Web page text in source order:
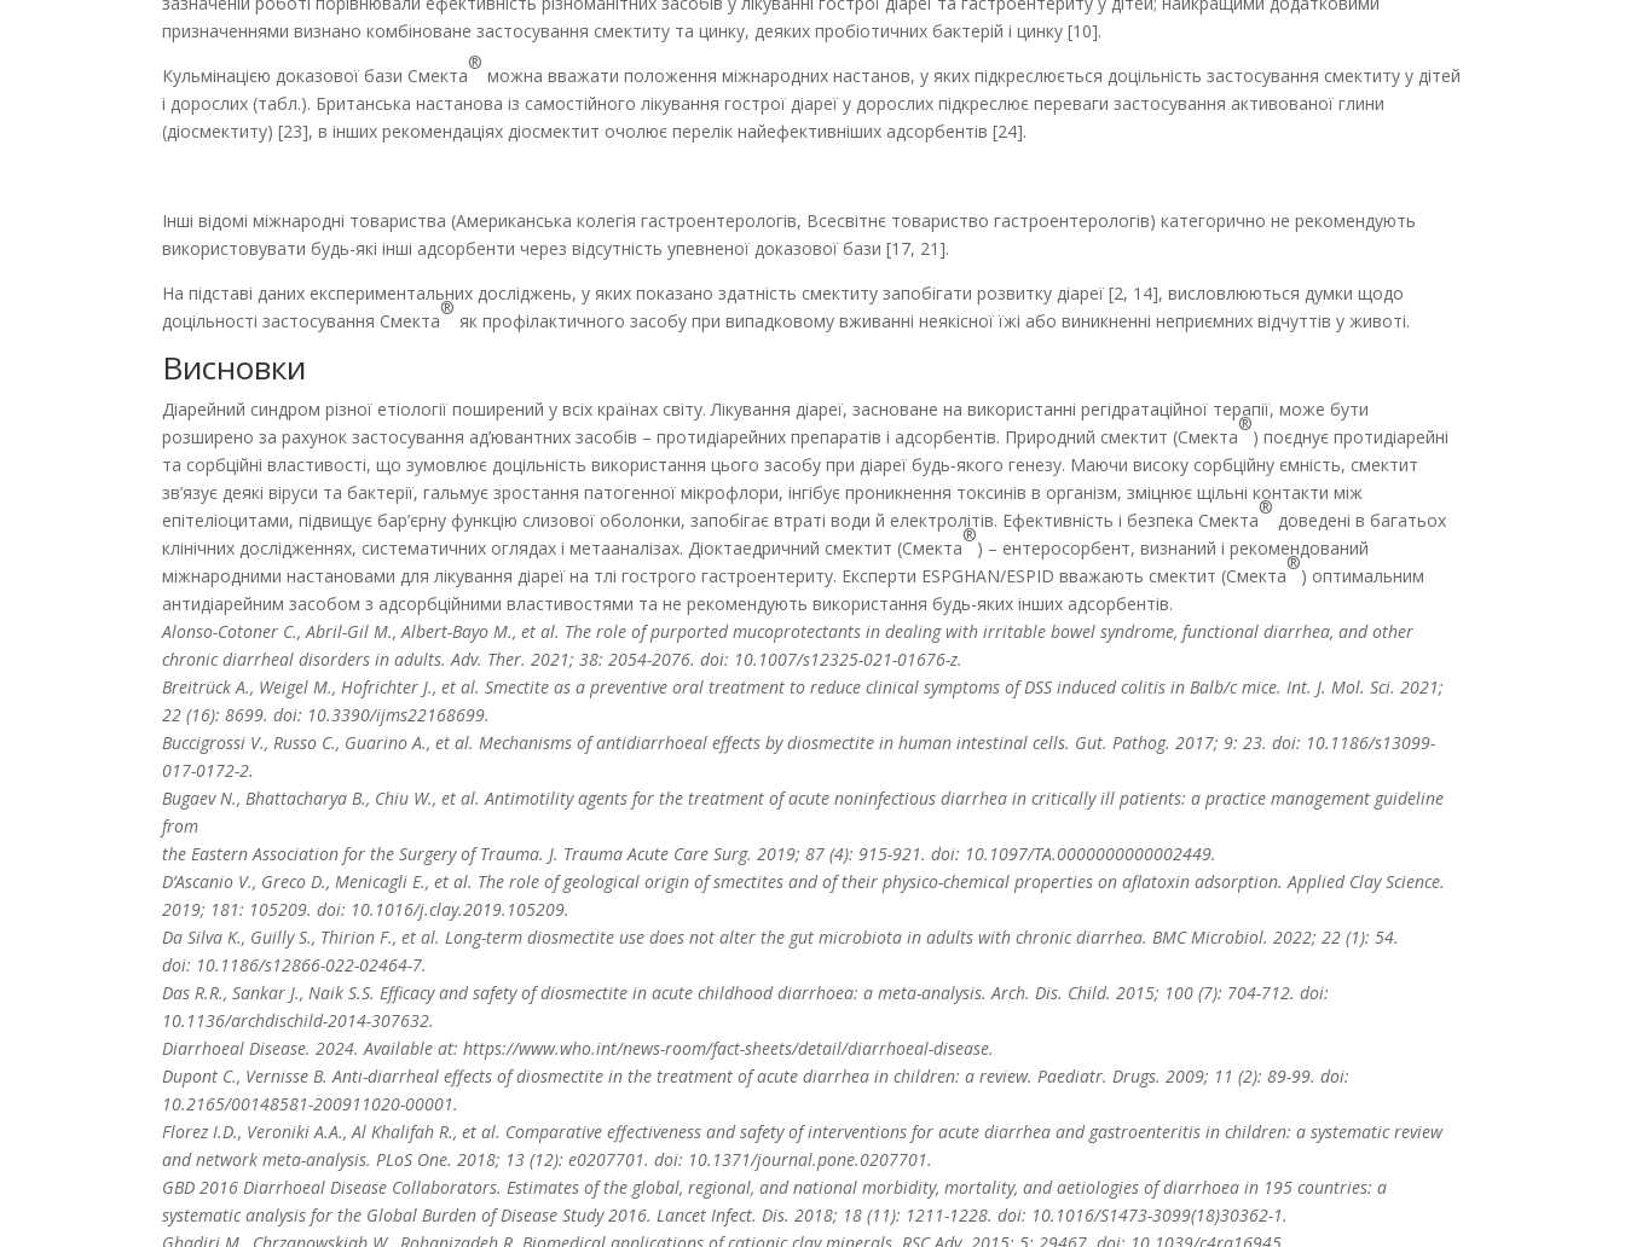
призначеннями визнано комбіноване застосування смектиту та цинку, деяких пробіотичних бактерій і цинку [10].
Кульмінацією доказової бази Смекта
®
можна вважати положення міжнародних настанов, у яких підкреслюється доцільність застосування смек­титу у дітей
і дорослих (табл.). Британська настанова із самостійного лікування гострої діареї у дорослих підкреслює переваги застосування активованої глини
(діосмектиту) [23], в інших рекоменда­ціях діосмектит очолює перелік найефективніших адсорбентів [24].
Інші відомі міжнародні товариства (Американська колегія гастроентерологів, Всесвітнє товариство гастроентерологів) категорично не рекомендують
використовувати будь-які інші адсорбенти через відсутність упевненої доказової бази [17, 21].
На підставі даних експериментальних дослід­жень, у яких показано здатність смектиту запобігати розвитку діареї [2, 14], висловлюються думки щодо
доцільності застосування Смекта
®
як профілактичного засобу при випадковому вживанні неякісної їжі або виникненні неприємних відчуттів у животі.
Висновки
Діарейний синдром різної етіології поширений у всіх країнах світу. Лікування діареї, засноване на використанні регідратаційної терапії, може бути
розширено за рахунок застосування ад’ювантних засобів – протидіарейних препаратів і адсорбентів. Природний смектит (Смекта
®
) поєднує протидіарейні
та сорбційні властивості, що зумовлює доцільність використання цього засобу при діареї будь-якого генезу. Маючи високу сорбційну ємність, смектит
зв’язує деякі віруси та бактерії, гальмує зростання патогенної мікрофлори, інгібує проникнення токсинів в організм, зміцнює щільні контакти між
епітеліоцитами, підвищує бар’єрну функцію слизової оболонки, запобігає втраті води й електролітів. Ефективність і безпека Смекта
®
доведені в багатьох
клінічних дослідженнях, систематичних оглядах і метааналізах. Діоктаедричний смектит (Смекта
®
) – ентеросорбент, визнаний і рекомендований
міжнародними настановами для лікування діареї на тлі гострого гастроентериту. Експерти ESPGHAN/ESPID вважають смектит (Смекта
®
) оптимальним
антидіарейним засобом з адсорбційними властивостями та не рекомендують використання будь-яких інших адсорбентів.
Alonso-Cotoner C., Abril-Gil M., Albert-Bayo M., et al. The role of purported mucoprotectants in dealing with irritable bowel syndrome, functional diarrhea, and other
chronic diarrheal disorders in adults. Adv. Ther. 2021; 38: 2054-2076. doi: 10.1007/s12325-021-01676-z.
Breitrück A., Weigel M., Hofrichter J., et al. Smectite as a preventive oral treatment to reduce clinical symptoms of DSS induced colitis in Balb/c mice. Int. J. Mol. Sci. 2021;
22 (16): 8699. doi: 10.3390/ijms22168699.
Buccigrossi V., Russo C., Guarino A., et al. Mechanisms of antidiarrhoeal effects by diosmectite in human intestinal cells. Gut. Pathog. 2017; 9: 23. doi: 10.1186/s13099-
017-0172-2.
Bugaev N., Bhattacharya B., Chiu W., et al. Antimotility agents for the treatment of acute noninfectious diarrhea in critically ill patients: a practice management guideline
from
the Eastern Association for the Surgery of Trauma. J. Trauma Acute Care Surg. 2019; 87 (4): 915-921. doi: 10.1097/TA.0000000000002449.
D’Ascanio V., Greco D., Menicagli Е., et al. The role of geological origin of smectites and of their physico-chemical properties on aflatoxin adsorption. Applied Clay Science.
2019; 181: 105209. doi: 10.1016/j.clay.2019.105209.
Da Silva K., Guilly S., Thirion F., et al. Long-term diosmectite use does not alter the gut microbiota in adults with chronic diarrhea. BMC Microbiol. 2022; 22 (1): 54.
doi: 10.1186/s12866-022-02464-7.
Das R.R., Sankar J., Naik S.S. Efficacy and safety of diosmectite in acute childhood diarrhoea: a meta-analysis. Arch. Dis. Child. 2015; 100 (7): 704-712. doi:
10.1136/archdischild-2014-307632.
Diarrhoeal Disease. 2024. Available at: https://www.who.int/news-room/fact-sheets/detail/diarrhoeal-disease.
Dupont C., Vernisse B. Anti-diarrheal effects of diosmectite in the treatment of acute diarrhea in children: a review. Paediatr. Drugs. 2009; 11 (2): 89-99. doi:
10.2165/00148581-200911020-00001.
Florez I.D., Veroniki A.A., Al Khalifah R., et al. Comparative effectiveness and safety of interventions for acute diarrhea and gastroenteritis in children: a systematic review
and network meta-analysis. PLoS One. 2018; 13 (12): e0207701. doi: 10.1371/journal.pone.0207701.
GBD 2016 Diarrhoeal Disease Collaborators. Estimates of the global, regional, and national morbidity, mortality, and aetiologies of diarrhoea in 195 countries: a
systematic analysis for the Global Burden of Disease Study 2016. Lancet Infect. Dis. 2018; 18 (11): 1211-1228. doi: 10.1016/S1473-3099(18)30362-1.